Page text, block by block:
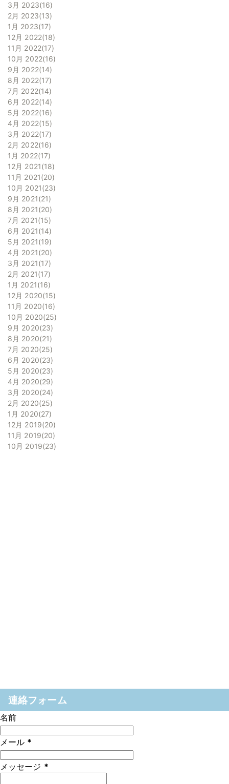
3月 2023 16
2月 2023 13
1月 2023 17
12月 2022 18
11月 2022 17
10月 2022 16
9月 2022 14
8月 2022 17
7月 2022 14
6月 2022 14
5月 2022 16
4月 2022 15
3月 2022 17
2月 2022 16
1月 2022 17
12月 2021 18
11月 2021 20
10月 2021 23
9月 2021 21
8月 2021 20
7月 2021 15
6月 2021 14
5月 2021 19
4月 2021 20
3月 2021 17
2月 2021 17
1月 2021 16
12月 2020 15
11月 2020 16
10月 2020 25
9月 2020 23
8月 2020 21
7月 2020 25
6月 2020 23
5月 2020 23
4月 2020 29
3月 2020 24
2月 2020 25
1月 2020 27
12月 2019 20
11月 2019 20
10月 2019 23
連絡フォーム
名前
メール *
メッセージ *